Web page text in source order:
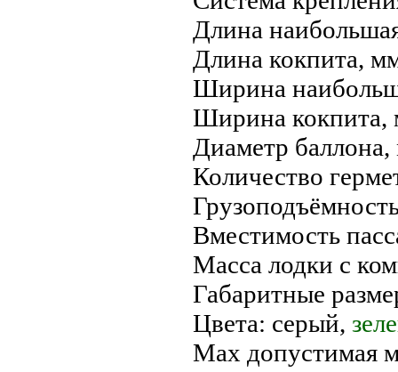
Длина
Длина кокпита,
Ширина
Ширина кокпита,
Диаметр
Количество
Вместимость
Масса лодки с
Габаритные
Цвета: серый,
Max допустимая